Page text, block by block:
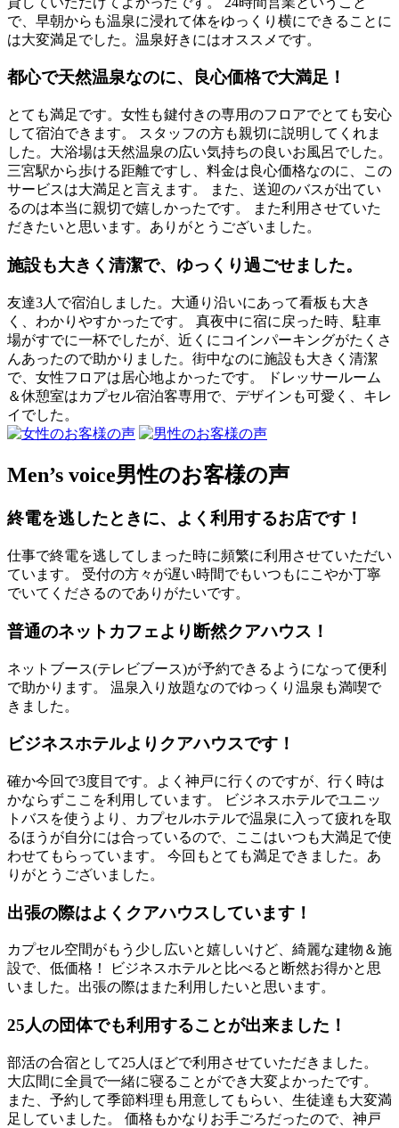
で、早朝からも温泉に浸れて体をゆっくり横にできることに
は大変満足でした。温泉好きにはオススメです。
都心で天然温泉なのに、良心価格で大満足！
とても満足です。女性も鍵付きの専用のフロアでとても安心
して宿泊できます。 スタッフの方も親切に説明してくれま
した。大浴場は天然温泉の広い気持ちの良いお風呂でした。
三宮駅から歩ける距離ですし、料金は良心価格なのに、この
サービスは大満足と言えます。 また、送迎のバスが出てい
るのは本当に親切で嬉しかったです。 また利用させていた
だきたいと思います。ありがとうございました。
施設も大きく清潔で、ゆっくり過ごせました。
友達3人で宿泊しました。大通り沿いにあって看板も大き
く、わかりやすかったです。 真夜中に宿に戻った時、駐車
場がすでに一杯でしたが、近くにコインパーキングがたくさ
んあったので助かりました。街中なのに施設も大きく清潔
で、女性フロアは居心地よかったです。 ドレッサールーム
＆休憩室はカプセル宿泊客専用で、デザインも可愛く、キレ
イでした。
Men’s voice男性のお客様の声
終電を逃したときに、よく利用するお店です！
仕事で終電を逃してしまった時に頻繁に利用させていただい
ています。 受付の方々が遅い時間でもいつもにこやか丁寧
でいてくださるのでありがたいです。
普通のネットカフェより断然クアハウス！
ネットブース(テレビブース)が予約できるようになって便利
で助かります。 温泉入り放題なのでゆっくり温泉も満喫で
きました。
ビジネスホテルよりクアハウスです！
確か今回で3度目です。よく神戸に行くのですが、行く時は
かならずここを利用しています。 ビジネスホテルでユニッ
トバスを使うより、カプセルホテルで温泉に入って疲れを取
るほうが自分には合っているので、ここはいつも大満足で使
わせてもらっています。 今回もとても満足できました。あ
りがとうございました。
出張の際はよくクアハウスしています！
カプセル空間がもう少し広いと嬉しいけど、綺麗な建物＆施
設で、低価格！ ビジネスホテルと比べると断然お得かと思
いました。出張の際はまた利用したいと思います。
25人の団体でも利用することが出来ました！
部活の合宿として25人ほどで利用させていただきました。
大広間に全員で一緒に寝ることができ大変よかったです。
また、予約して季節料理も用意してもらい、生徒達も大変満
足していました。 価格もかなりお手ごろだったので、神戸